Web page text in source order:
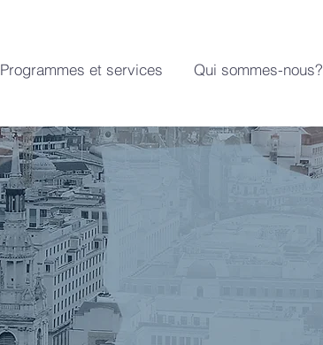
Programmes et services Qui sommes-nous?